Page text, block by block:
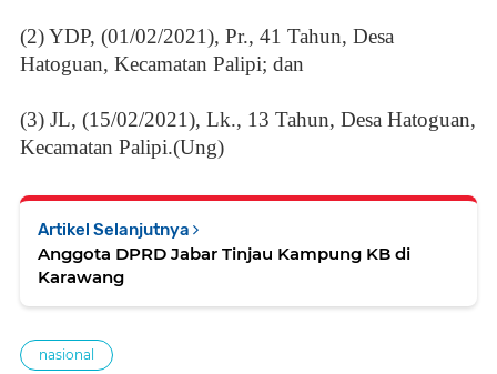
(2) YDP, (01/02/2021), Pr., 41 Tahun, Desa
Hatoguan, Kecamatan Palipi; dan
(3) JL, (15/02/2021), Lk., 13 Tahun, Desa Hatoguan,
Kecamatan Palipi.(Ung)
Artikel Selanjutnya
Anggota DPRD Jabar Tinjau Kampung KB di
Karawang
nasional